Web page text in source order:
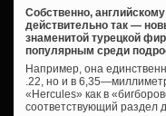
Собственно,
действительно так —
знаменитой турецкой
популярным среди
Например, она
.22, но и в
«Hercules» как в
соответствующий раздел